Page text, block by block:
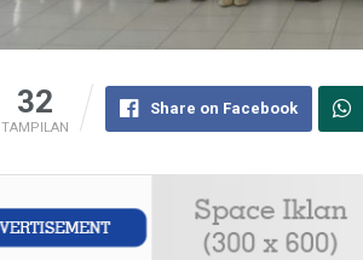
32
TAMPILAN
Share on Facebook